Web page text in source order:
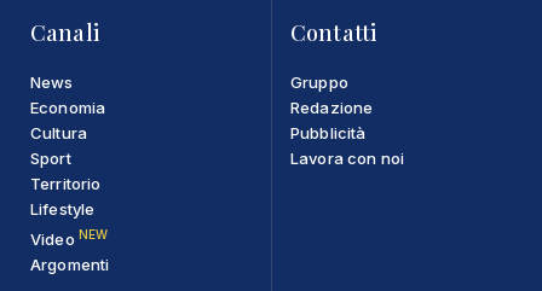
Canali
News
Economia
Cultura
Sport
Territorio
Lifestyle
Video NEW
Argomenti
Contatti
Gruppo
Redazione
Pubblicità
Lavora con noi